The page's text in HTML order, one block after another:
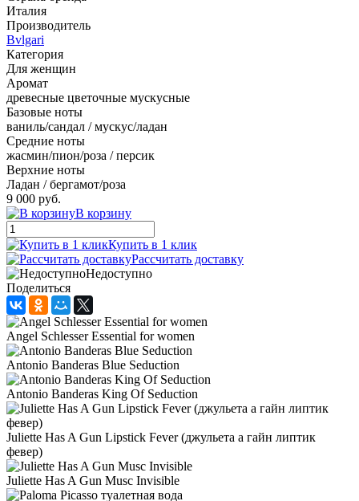
Италия
Производитель
Bvlgari
Категория
Для женщин
Аромат
древесные цветочные мускусные
Базовые ноты
ваниль/сандал / мускус/ладан
Средние ноты
жасмин/пион/роза / персик
Верхние ноты
Ладан / бергамот/роза
9 000 руб.
В корзину
Купить в 1 клик
Рассчитать доставку
Недоступно
Поделиться
Angel Schlesser Essential for women
Antonio Banderas Blue Seduction
Antonio Banderas King Of Seduction
Juliette Has A Gun Lipstick Fever (джульета а гайн липтик
февер)
Juliette Has A Gun Musc Invisible